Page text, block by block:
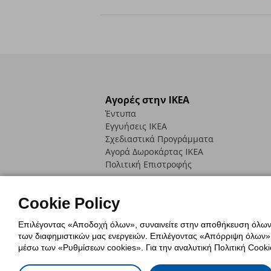
Αγορές στην IKEA
Έντυπα
Εγγυήσεις IKEA
Σχεδιαστικά Προγράμματα
Αγορά Δωρoκάρτας IKEA
Πολιτική Επιστροφής
Πολιτική Cookies Δήλωση
Cookie Policy
Επιλέγοντας «Αποδοχή όλων», συναινείτε στην αποθήκευση
των διαφημιστικών μας ενεργειών. Επιλέγοντας «Απόρριψη όλων»,
μέσω των «Ρυθμίσεων cookies». Για την αναλυτική Πολιτική